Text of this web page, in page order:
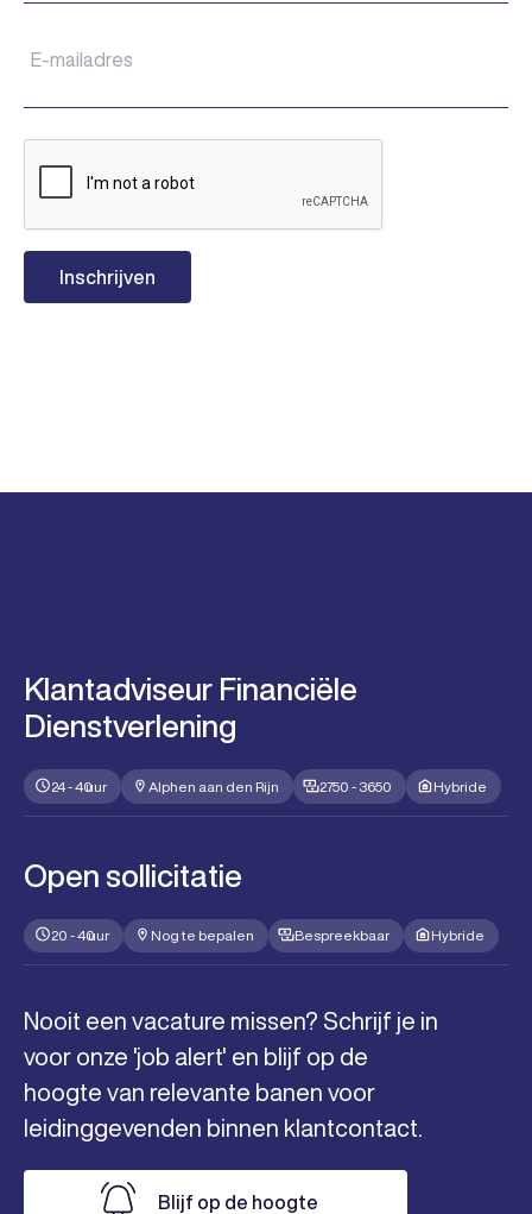
Klantadviseur Financiële
Dienstverlening
24 - 40uur Alphen aan den Rijn 2750 - 3650 Hybride
Open sollicitatie
20 - 40uur Nog te bepalen Bespreekbaar Hybride
Nooit een vacature missen? Schrijf je in
voor onze 'job alert' en blijf op de
hoogte van relevante banen voor
leidinggevenden binnen klantcontact.
Blijf op de hoogte